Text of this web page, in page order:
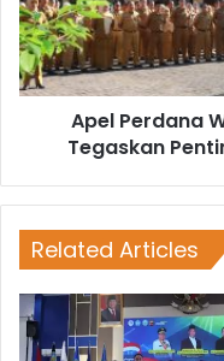
Apel Perdana
Tegaskan
Related Articles